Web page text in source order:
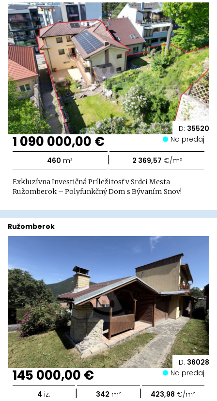
ID: 35520
1 090 000,00 € Na predaj
460 m² | 2 369,57 €/m²
Exkluzívna Investičná Príležitosť v Srdci Mesta
Ružomberok – Polyfunkčný Dom s Bývaním Snov!
ID: 36028
Ružomberok
145 000,00 € Na predaj
4 iz. | 342 m² | 423,98 €/m²